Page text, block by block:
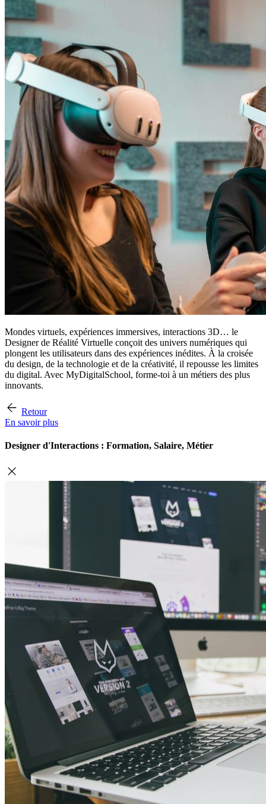
Mondes virtuels, expériences immersives, interactions 3D… le
Designer de Réalité Virtuelle conçoit des univers numériques qui
plongent les utilisateurs dans des expériences inédites. À la croisée
du design, de la technologie et de la créativité, il repousse les limites
du digital. Avec MyDigitalSchool, forme-toi à un métiers des plus
innovants.
Retour
En savoir plus
Designer d'Interactions : Formation, Salaire, Métier